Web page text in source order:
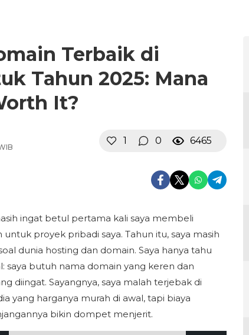
Terbaik di
Tahun 2025: Mana
It?
1 0 6465
ingat betul pertama kali saya membeli
untuk proyek pribadi saya. Tahun itu, saya masih
dunia hosting dan domain. Saya hanya tahu
saya butuh nama domain yang keren dan
diingat. Sayangnya, saya malah terjebak di
yang harganya murah di awal, tapi biaya
bikin dompet menjerit.